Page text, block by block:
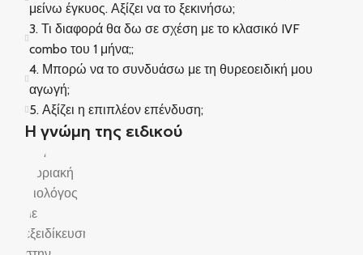
μείνω έγκυος. Αξίζει να το ξεκινήσω;
3. Τι διαφορά θα δω σε σχέση με το κλασικό IVF
combo του 1 μήνα;;
4. Μπορώ να το συνδυάσω με τη θυρεοειδική μου
αγωγή;
5. Αξίζει η επιπλέον επένδυση;
Η γνώμη της ειδικού